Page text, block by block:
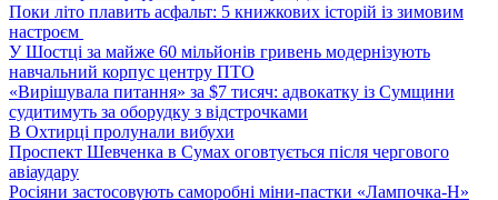
Поки літо плавить асфальт: 5 книжкових історій із зимовим
настроєм
У Шостці за майже 60 мільйонів гривень модернізують
навчальний корпус центру ПТО
«Вирішувала питання» за $7 тисяч: адвокатку із Сумщини
судитимуть за оборудку з відстрочками
В Охтирці пролунали вибухи
Проспект Шевченка в Сумах оговтується після чергового
авіаудару
Росіяни застосовують саморобні міни-пастки «Лампочка-Н»